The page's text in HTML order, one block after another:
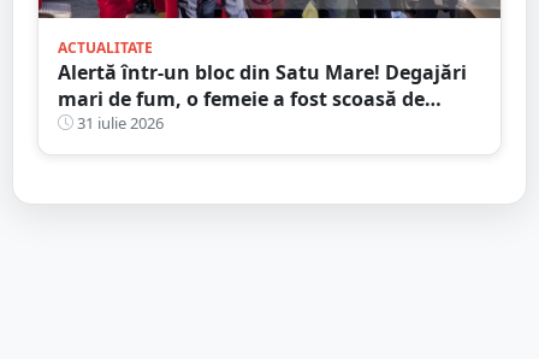
ACTUALITATE
Alertă într-un bloc din Satu Mare! Degajări
mari de fum, o femeie a fost scoasă de
Pompieri
31 iulie 2026